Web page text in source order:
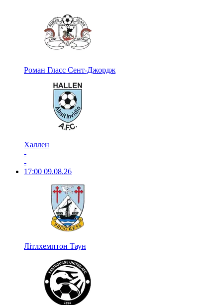
Роман Гласс Сент-Джордж
Халлен
-
-
17:00 09.08.26
Літлхемптон Таун